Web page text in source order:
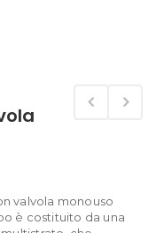
valvola monouso
è costituito da una